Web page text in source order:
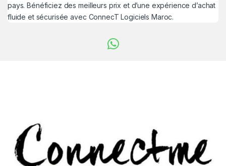
pays. Bénéficiez des meilleurs prix et d’une expérience d’achat
fluide et sécurisée avec ConnecT Logiciels Maroc.